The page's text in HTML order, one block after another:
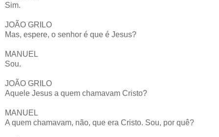
Sim.
JOÃO GRILO
Mas, espere, o senhor é que é Jesus?
MANUEL
Sou.
JOÃO GRILO
Aquele Jesus a quem chamavam Cristo?
MANUEL
A quem chamavam, não, que era Cristo. Sou, por quê?